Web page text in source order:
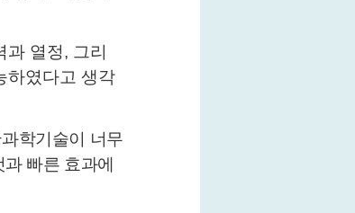
과 열정, 그리
하였다고 생각
학기술이 너무
빠른 효과에